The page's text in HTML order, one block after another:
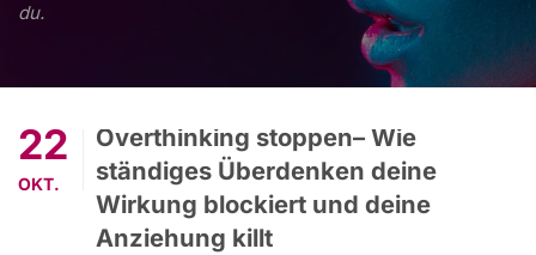
du.
22
OKT.
Overthinking stoppen– Wie
ständiges Überdenken deine
Wirkung blockiert und deine
Anziehung killt